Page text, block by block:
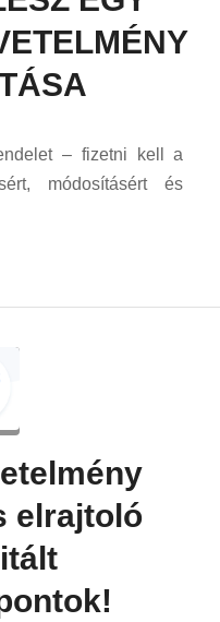
– fizetni kell a
módosításért és
elrajtoló